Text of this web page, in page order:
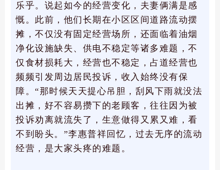
乐乎。说起如今的经营变化，夫妻俩满是感
慨。此前，他们长期在小区区间道路流动摆
摊，不仅没有固定经营场所，还面临着油烟
净化设施缺失、供电不稳定等诸多难题，不
仅食材损耗大，经营也不稳定，占道经营也
频频引发周边居民投诉，收入始终没有保
障。“那时候天天提心吊胆，刮风下雨就没法
出摊，好不容易攒下的老顾客，往往因为被
投诉劝离就流失了，生意做得又累又难，看
不到盼头。”李惠普祥回忆，过去无序的流动
经营，是大家头疼的难题。